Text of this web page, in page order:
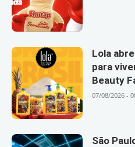
Lola
para
Beauty
07/08/2026 -
São